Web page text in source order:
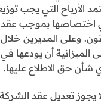
الأرباح التي يجب
بموجب عقد
وعلى المديرين خلال
الميزانية أن يودعها
شأن حق الاطلاع عليها.
يجوز تعديل عقد